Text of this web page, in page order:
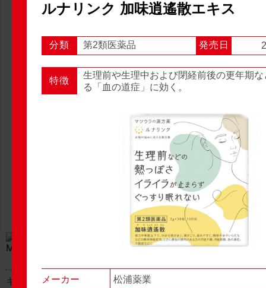
OTC新商品レポート 店頭観察
キャベジンコーワαプラ
New Products
No.976
グロンサン用刃棒
ルナリンク 加味逍遙散エキス
分類 第2類医薬品 発売日
特徴
生理前や生理中および閉経前後の更年期
る「血の道症」に効く。
メーカー 松浦薬業